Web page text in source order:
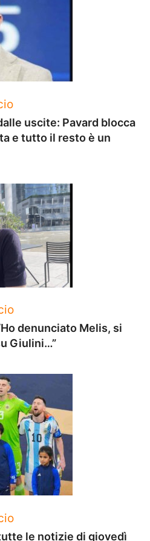
uscite: Pavard blocca
e tutto il resto è un
denunciato Melis, si
Giulini…”
le notizie di giovedì